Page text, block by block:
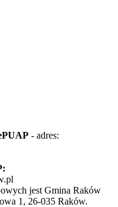
- adres:
jest Gmina Raków
1, 26-035 Raków.